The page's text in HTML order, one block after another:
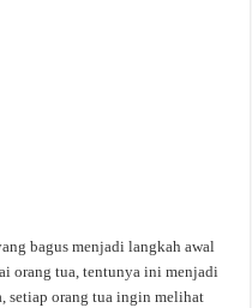
bagus menjadi langkah awal
orang tua, tentunya ini menjadi
setiap orang tua ingin melihat